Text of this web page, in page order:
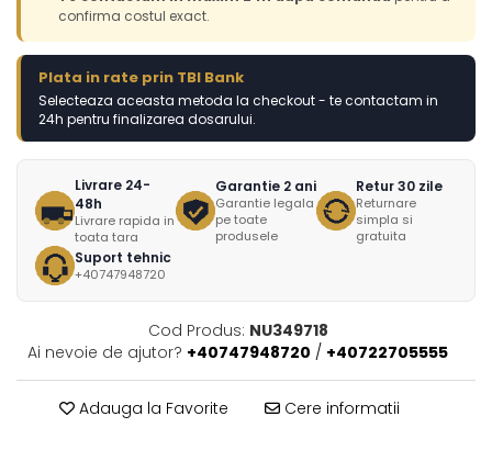
confirma costul exact.
Plata in rate prin TBI Bank
Selecteaza aceasta metoda la checkout - te contactam in
24h pentru finalizarea dosarului.
Livrare 24-
48h
Livrare rapida in
toata tara
Garantie 2 ani
Garantie legala
pe toate
produsele
Retur 30 zile
Returnare
simpla si
gratuita
Suport tehnic
+40747948720
Cod Produs: NU349718
Ai nevoie de ajutor? +40747948720 / +40722705555
Adauga la Favorite Cere informatii